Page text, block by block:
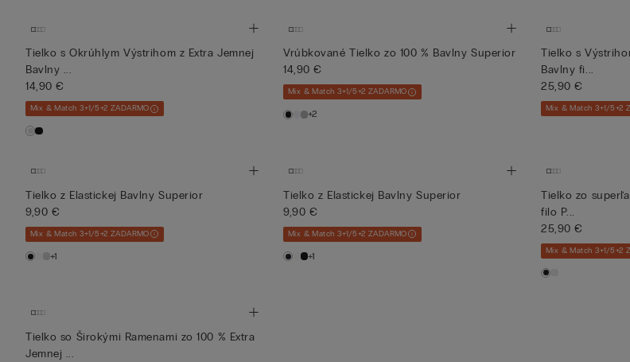
Tielko s Okrúhlym Výstrihom z Extra Jemnej
Bavlny ...
14,90 €
Mix & Match 3+1/5+2 ZADARMO
Vrúbkované Tielko zo 100 % Bavlny Superior
14,90 €
Mix & Match 3+1/5+2 ZADARMO
+2
Tielko s
Bavlny fi...
25,90 €
Mix & Match 3+1/5+2
Tielko z Elastickej Bavlny Superior
9,90 €
Mix & Match 3+1/5+2 ZADARMO
+1
Tielko z Elastickej Bavlny Superior
9,90 €
Mix & Match 3+1/5+2 ZADARMO
+1
Tielko zo
filo P...
25,90 €
Mix & Match 3+1/5+2
Tielko so Širokými Ramenami zo 100 % Extra
Jemnej ...